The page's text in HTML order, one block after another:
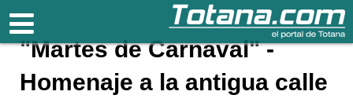
Totana.com
"Martes de Carnaval" -
Homenaje a la antigua calle